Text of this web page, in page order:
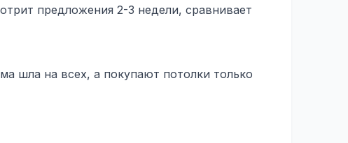
предложения 2-3 недели, сравнивает
шла на всех, а покупают потолки только